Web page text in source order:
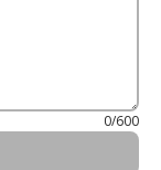
0/600